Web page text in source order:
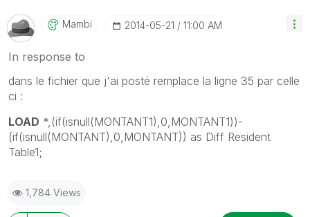
Mambi ‎2014-05-21 11:00 AM
In response to
dans le fichier que j'ai posté remplace la ligne 35 par celle
ci :
LOAD *,(if(isnull(MONTANT1),0, MONTANT1))-
(if(isnull(MONTANT),0, MONTANT)) as Diff Resident
Table1;
1,784 Views